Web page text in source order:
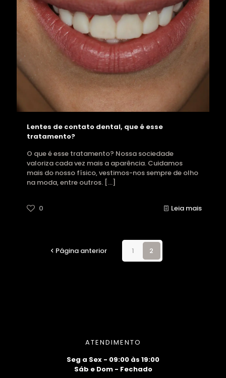
Lentes de contato dental, que é esse
tratamento?
O que é esse tratamento? Nossa sociedade
valoriza cada vez mais a aparência. Cuidamos
mais do nosso físico, vestimos-nos sempre de olho
na moda, entre outros. […]
0 Leia mais
Página anterior 1 2
ATENDIMENTO
Seg a Sex - 09:00 às 19:00
Sáb e Dom - Fechado